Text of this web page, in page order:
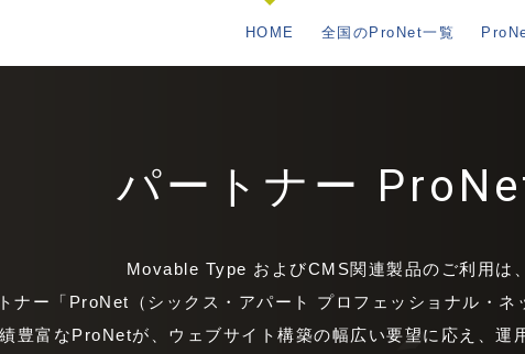
HOME 全国のProNet一覧
パートナー
Movable Type およびCMS関連製品のご利用は、
ナー「ProNet（シックス・アパート プロフェッショナル・ネ
豊富なProNetが、ウェブサイト構築の幅広い要望に応え、運